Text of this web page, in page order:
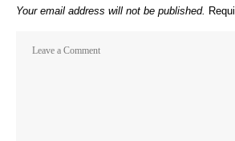
Your email address will not be published.